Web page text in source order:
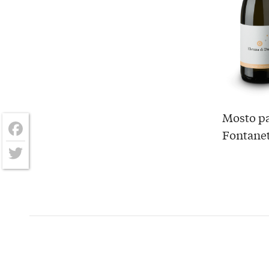
Mosto
Facebook
Twitter